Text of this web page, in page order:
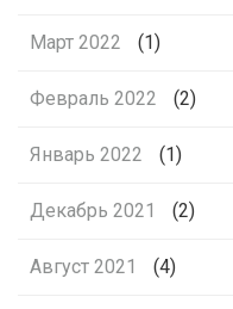
Март 2022 (1)
Февраль 2022 (2)
Январь 2022 (1)
Декабрь 2021 (2)
Август 2021 (4)